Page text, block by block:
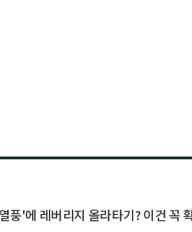
풍'에 레버리지 올라타기? 이건 꼭